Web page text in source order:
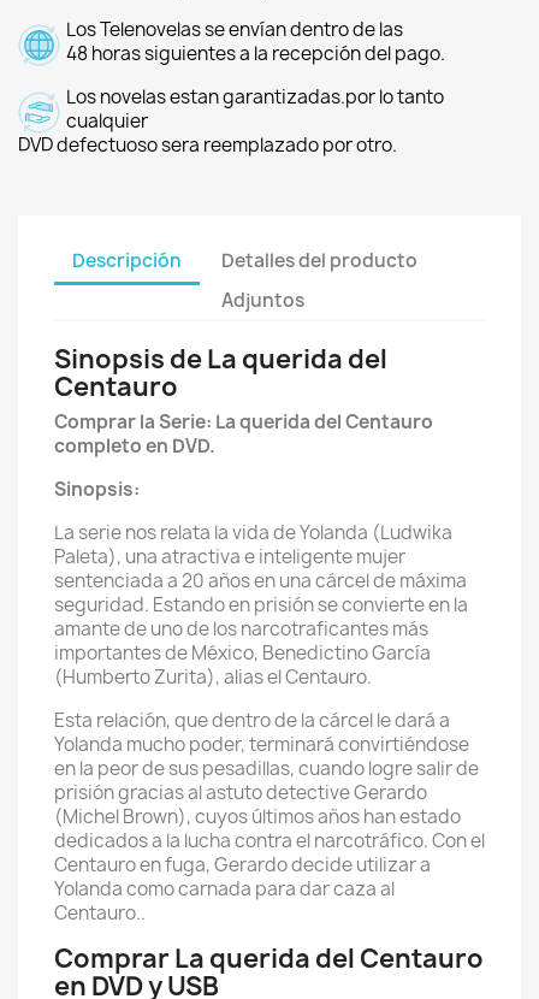
Los Telenovelas se envían dentro de las
48 horas siguientes a la recepción del pago.
Los novelas estan garantizadas.por lo tanto
cualquier
DVD defectuoso sera reemplazado por otro.
Descripción
Detalles del producto
Adjuntos
Sinopsis de La querida del
Centauro
Comprar la Serie: La querida del Centauro
completo en DVD.
Sinopsis:
La serie nos relata la vida de Yolanda (Ludwika
Paleta), una atractiva e inteligente mujer
sentenciada a 20 años en una cárcel de máxima
seguridad. Estando en prisión se convierte en la
amante de uno de los narcotraficantes más
importantes de México, Benedictino García
(Humberto Zurita), alias el Centauro.
Esta relación, que dentro de la cárcel le dará a
Yolanda mucho poder, terminará convirtiéndose
en la peor de sus pesadillas, cuando logre salir de
prisión gracias al astuto detective Gerardo
(Michel Brown), cuyos últimos años han estado
dedicados a la lucha contra el narcotráfico. Con el
Centauro en fuga, Gerardo decide utilizar a
Yolanda como carnada para dar caza al
Centauro..
Comprar La querida del Centauro
en DVD y USB